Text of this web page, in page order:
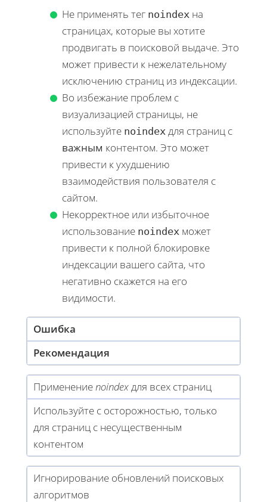
Не применять тег noindex на
страницах, которые вы хотите
продвигать в поисковой выдаче. Это
может привести к нежелательному
исключению страниц из индексации.
Во избежание проблем с
визуализацией страницы, не
используйте noindex для страниц с
важным контентом. Это может
привести к ухудшению
взаимодействия пользователя с
сайтом.
Некорректное или избыточное
использование noindex может
привести к полной блокировке
индексации вашего сайта, что
негативно скажется на его
видимости.
Ошибка
Рекомендация
Применениеnoindexдля всех страниц
Используйте с осторожностью, только
для страниц с несущественным
контентом
Игнорирование обновлений поисковых
алгоритмов